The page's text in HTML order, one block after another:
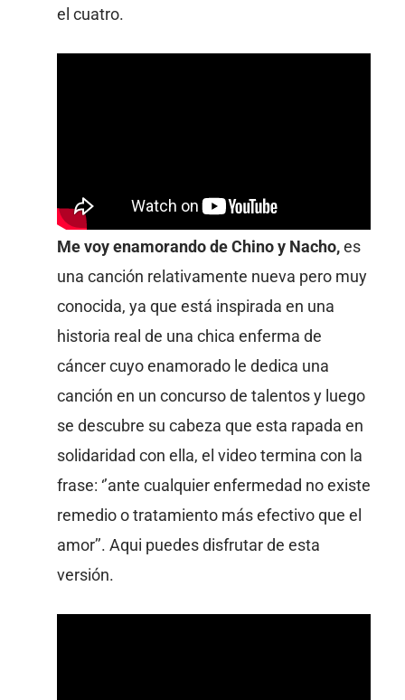
el cuatro.
Me voy enamorando de Chino y Nacho,es
una canción relativamente nueva pero muy
conocida, ya que está inspirada en una
historia real de una chica enferma de
cáncer cuyo enamorado le dedica una
canción en un concurso de talentos y luego
se descubre su cabeza que esta rapada en
solidaridad con ella, el video termina con la
frase: ‘’ante cualquier enfermedad no existe
remedio o tratamiento más efectivo que el
amor’’. Aqui puedes disfrutar de esta
versión.